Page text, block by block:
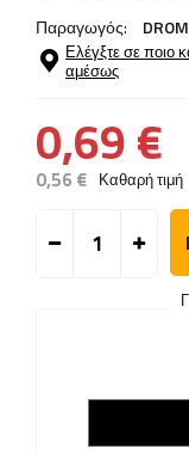
Παραγωγός:
Ελέγξτε σε ποιο
αμέσως
0,69 €
0,56 € Καθαρή τιμή